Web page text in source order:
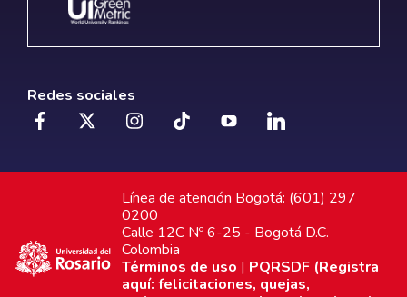
Redes sociales
Línea de atención Bogotá: (601) 297
0200
Calle 12C Nº 6-25 - Bogotá D.C.
Colombia
Términos de uso | PQRSDF (Registra
aquí: felicitaciones, quejas,